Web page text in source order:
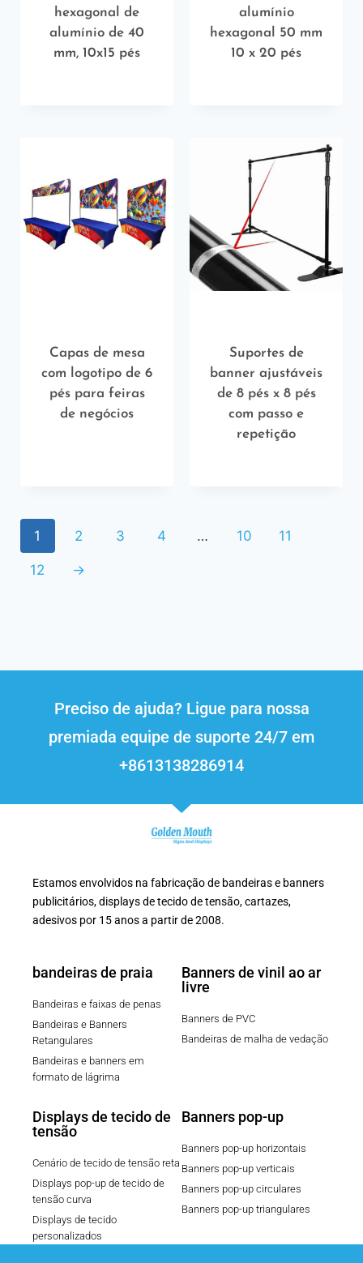
hexagonal de
alumínio de 40
mm, 10x15 pés
alumínio
hexagonal 50 mm
10 x 20 pés
Capas de mesa
com logotipo de 6
pés para feiras
de negócios
Suportes de
banner ajustáveis
​​de 8 pés x 8 pés
com passo e
repetição
1 2 3 4 … 10 11
12 →
Preciso de ajuda? Ligue para nossa
premiada equipe de suporte 24/7 em
+8613138286914
Estamos envolvidos na fabricação de bandeiras e banners
publicitários, displays de tecido de tensão, cartazes,
adesivos por 15 anos a partir de 2008.
bandeiras de praia
Bandeiras e faixas de penas
Bandeiras e Banners
Retangulares
Bandeiras e banners em
formato de lágrima
Banners de vinil ao ar
livre
Banners de PVC
Bandeiras de malha de vedação
Displays de tecido de
tensão
Cenário de tecido de tensão reta
Displays pop-up de tecido de
tensão curva
Displays de tecido
personalizados
Banners pop-up
Banners pop-up horizontais
Banners pop-up verticais
Banners pop-up circulares
Banners pop-up triangulares